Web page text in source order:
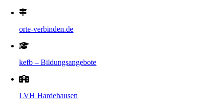
orte-verbinden.de
kefb – Bildungsangebote
LVH Hardehausen